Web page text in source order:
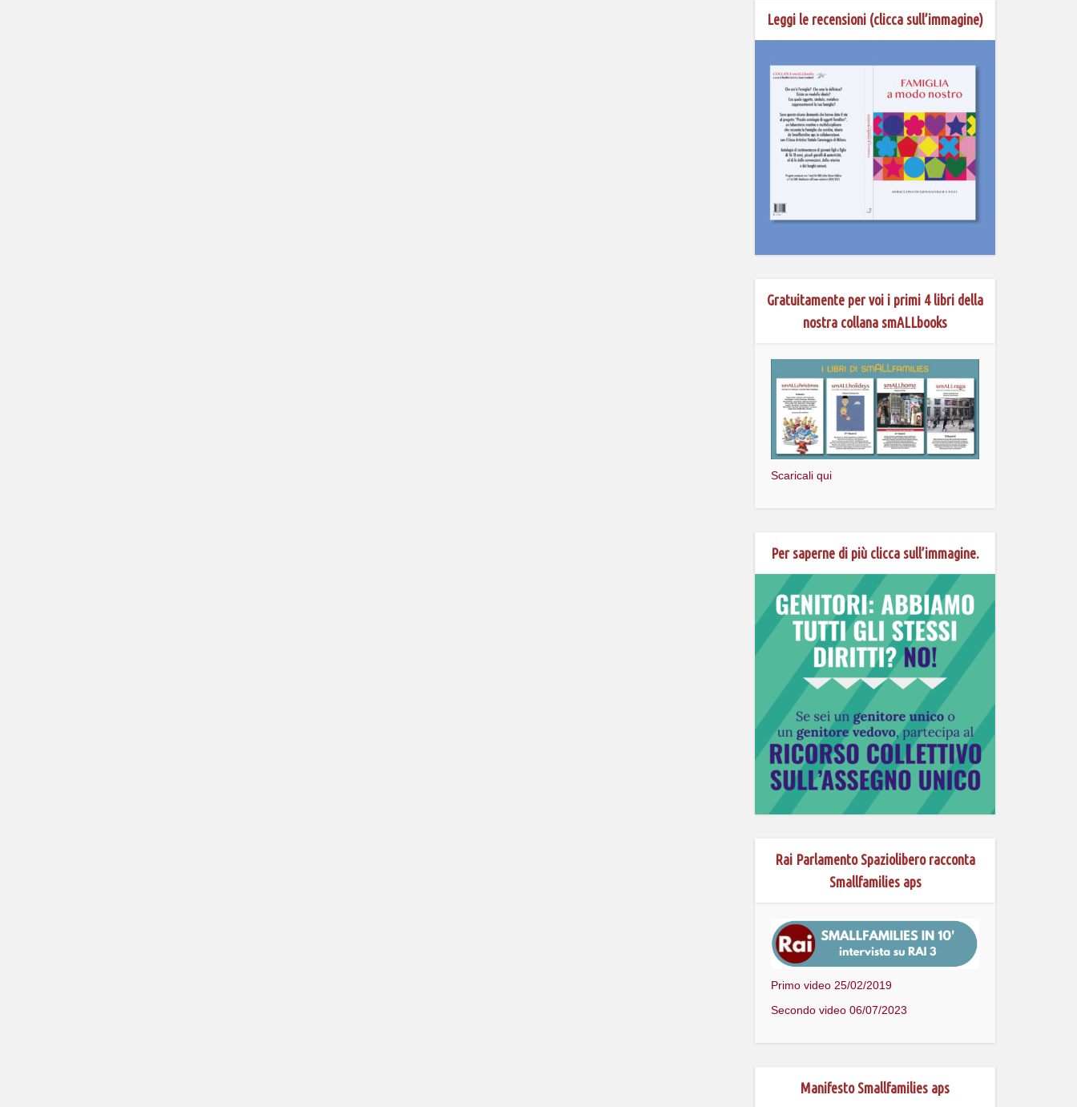
Leggi le recensioni (clicca sull’immagine)
Gratuitamente per voi i primi 4 libri della
nostra collana smALLbooks
Scaricali qui
Per saperne di più clicca sull’immagine.
Rai Parlamento Spaziolibero racconta
Smallfamilies aps
Primo video 25/02/2019
Secondo video 06/07/2023
Manifesto Smallfamilies aps